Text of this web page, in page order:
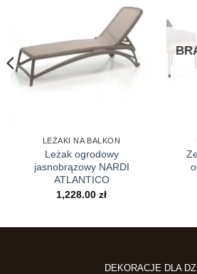
LEŻAKI NA BALKON
Leżak ogrodowy
jasnobrązowy NARDI
ATLANTICO
1,228.00 zł
DEKORACJE DLA